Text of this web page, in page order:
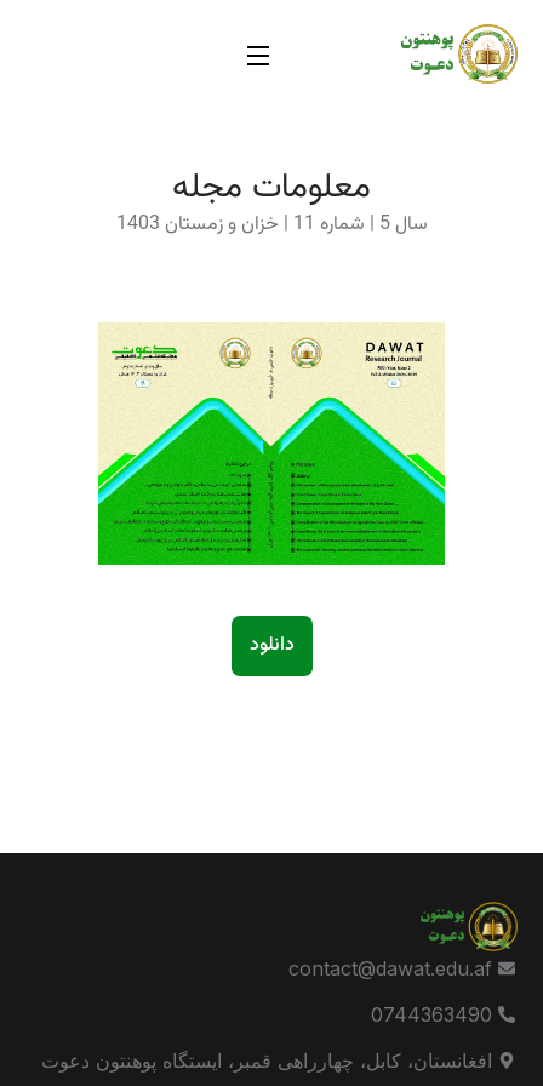
معلومات مجله
سال 5 | شماره 11 | خزان و زمستان 1403
دانلود
contact@dawat.edu.af
0744363490
افغانستان، کابل، چهارراهی قمبر، ایستگاه پوهنتون دعوت